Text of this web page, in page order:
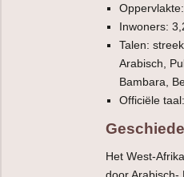
Inwoners:
Talen:
Arabisch,
Bambara,
Officiële
Het West-